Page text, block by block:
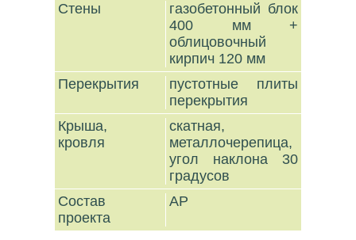
Стены
газобетонный блок
400 мм +
облицовочный
кирпич 120 мм
Перекрытия
пустотные плиты
перекрытия
Крыша,
кровля
скатная,
металлочерепица,
угол наклона 30
градусов
Состав
проекта
АР